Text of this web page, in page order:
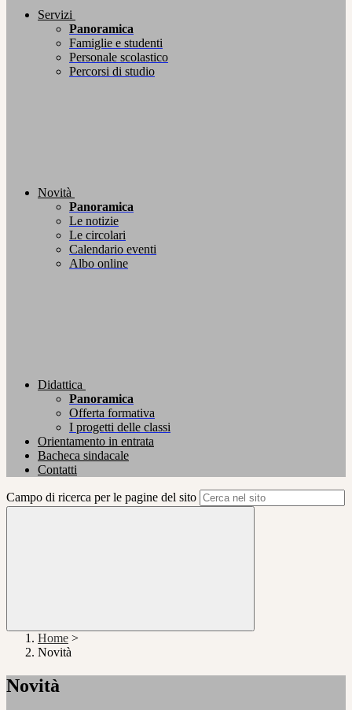
Servizi
Panoramica
Famiglie e studenti
Personale scolastico
Percorsi di studio
Novità
Panoramica
Le notizie
Le circolari
Calendario eventi
Albo online
Didattica
Panoramica
Offerta formativa
I progetti delle classi
Orientamento in entrata
Bacheca sindacale
Contatti
Campo di ricerca per le pagine del sito
Home >
Novità
Novità